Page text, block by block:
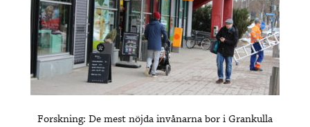
Forskning: De mest nöjda invånarna bor i Grankulla